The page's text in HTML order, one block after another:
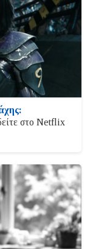
στο Netflix